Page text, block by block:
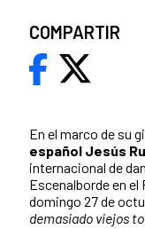
En el marco de su
español Jesús
internacional de
Escenalborde en el
domingo 27 de
demasiado viejos
COMPARTIR